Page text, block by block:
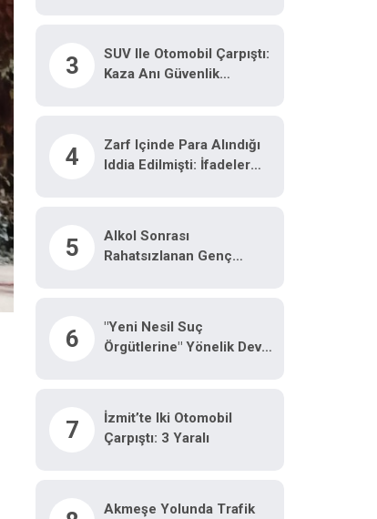
3
SUV Ile Otomobil Çarpıştı:
Kaza Anı Güvenlik
4
Zarf Içinde Para Alındığı
Iddia Edilmişti: İfadeler
5
Alkol Sonrası
Rahatsızlanan Genç
6
"Yeni Nesil Suç
Örgütlerine" Yönelik Dev
7
İzmit’te Iki Otomobil
Çarpıştı: 3 Yaralı
Akmeşe Yolunda Trafik